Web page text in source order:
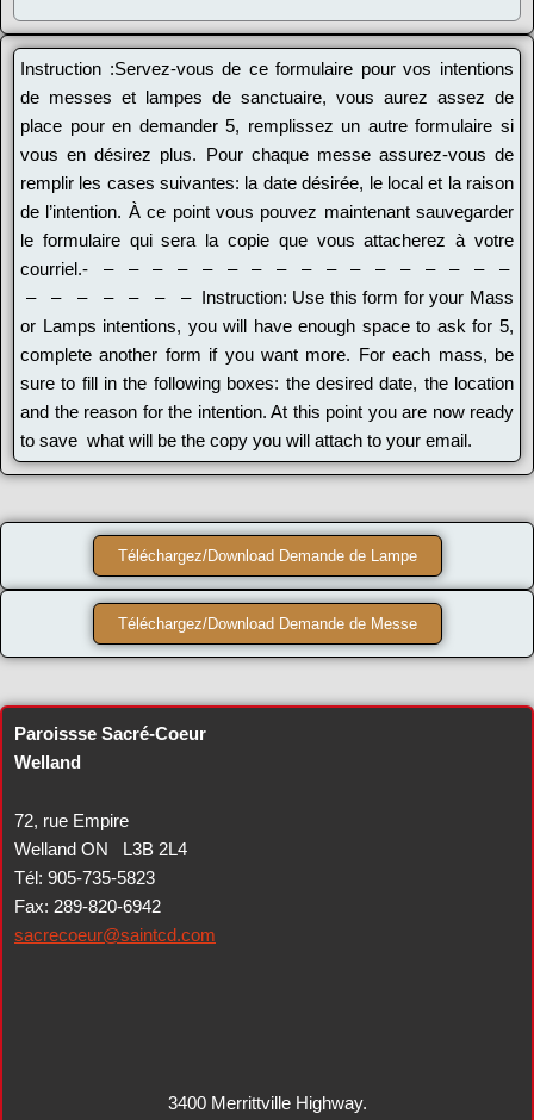
Instruction :Servez-vous de ce formulaire pour vos intentions
de messes et lampes de sanctuaire, vous aurez assez de
place pour en demander 5, remplissez un autre formulaire si
vous en désirez plus. Pour chaque messe assurez-vous de
remplir les cases suivantes: la date désirée, le local et la raison
de l’intention. À ce point vous pouvez maintenant sauvegarder
le formulaire qui sera la copie que vous attacherez à votre
courriel.- – – – – – – – – – – – – – – – – –
– – – – – – – Instruction: Use this form for your Mass
or Lamps intentions, you will have enough space to ask for 5,
complete another form if you want more. For each mass, be
sure to fill in the following boxes: the desired date, the location
and the reason for the intention. At this point you are now ready
to save what will be the copy you will attach to your email.
Téléchargez/Download Demande de Lampe
Téléchargez/Download Demande de Messe
Paroissse Sacré-Coeur
Welland
72, rue Empire
Welland ON L3B 2L4
Tél: 905-735-5823
Fax: 289-820-6942
sacrecoeur@saintcd.com
3400 Merrittville Highway.